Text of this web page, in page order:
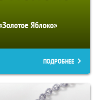
Яблоко»
ПОДРОБНЕЕ